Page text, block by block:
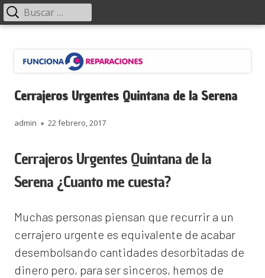
contenido
Menú
principal Buscar:
Cerrajeros Urgentes Quintana de la Serena
Autor
admin
Publicado
22 febrero, 2017
Cerrajeros Urgentes Quintana de la
Serena ¿Cuanto me cuesta?
Muchas personas piensan que recurrir a un
cerrajero urgente es equivalente de acabar
desembolsando cantidades desorbitadas de
dinero pero, para ser sinceros, hemos de